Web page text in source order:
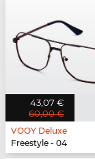
43,07 €
60,00 €
VOOY Deluxe
Freestyle - 04